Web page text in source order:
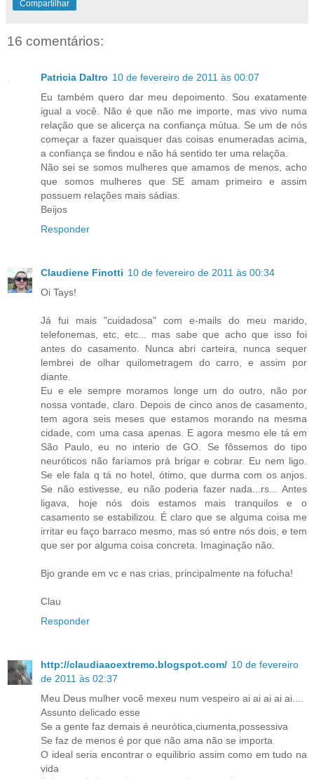
Compartilhar
16 comentários:
Patricia Daltro 10 de fevereiro de 2011 às 00:07
Eu também quero dar meu depoimento. Sou exatamente
igual a você. Não é que não me importe, mas vivo numa
relação que se alicerça na confiança mútua. Se um de nós
começar a fazer quaisquer das coisas enumeradas acima,
a confiança se findou e não há sentido ter uma relaçõa.
Não sei se somos mulheres que amamos de menos, acho
que somos mulheres que SE amam primeiro e assim
possuem relações mais sádias.
Beijos
Responder
Claudiene Finotti 10 de fevereiro de 2011 às 00:34
Oi Tays!
Já fui mais "cuidadosa" com e-mails do meu marido,
telefonemas, etc, etc... mas sabe que acho que isso foi
antes do casamento. Nunca abri carteira, nunca sequer
lembrei de olhar quilometragem do carro, e assim por
diante.
Eu e ele sempre moramos longe um do outro, não por
nossa vontade, claro. Depois de cinco anos de casamento,
tem agora seis meses que estamos morando na mesma
cidade, com uma casa apenas. E agora mesmo ele tá em
São Paulo, eu no interio de GO. Se fôssemos do tipo
neuróticos não faríamos prá brigar e cobrar. Eu nem ligo.
Se ele fala q tá no hotel, ótimo, que durma com os anjos.
Se não estivesse, eu não poderia fazer nada...rs... Antes
ligava, hoje nós dois estamos mais tranquilos e o
casamento se estabilizou. É claro que se alguma coisa me
irritar eu faço barraco mesmo, mas só entre nós dois, e tem
que ser por alguma coisa concreta. Imaginação não.
Bjo grande em vc e nas crias, principalmente na fofucha!
Clau
Responder
http://claudiaaoextremo.blogspot.com/ 10 de fevereiro
de 2011 às 02:37
Meu Deus mulher você mexeu num vespeiro ai ai ai ai ai....
Assunto delicado esse
Se a gente faz demais é neurótica,ciumenta,possessiva
Se faz de menos é por que não ama não se importa
O ideal seria encontrar o equilibrio assim como em tudo na
vida